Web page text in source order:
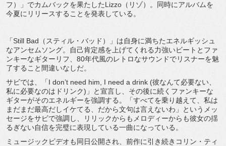
フ）」でカムバックを果たしたLizzo（リゾ）。同時にアルバムを
今夏にリリースすることを発表している。
「Still Bad（スティル・バッド）」は自身に満ちたエネルギッシュ
なアンセムソング。自己肯定感を上げてくれる力強いビートとファ
ンキーなギターリフ、80年代風のレトロなサウンドでリスナーを魅
了すること間違いなしだ。
サビでは、「I don’t need him, I need a drink (彼なんて必要ない、
私に必要なのはドリンク)」と宣言し、その後に続くファンキーな
ギターがそのエネルギーを強調する。「すべてを乗り越えて、私は
まだまだ最高だしイケてる、だから文句は言えないわ」というメッ
セージをサビで強調し、リリックからもメロディーからも彼女の揺
るぎない自信を完璧に表現している一曲になっている。
ミュージックビデオも同日公開され、前作に引き続きコリン・ティ